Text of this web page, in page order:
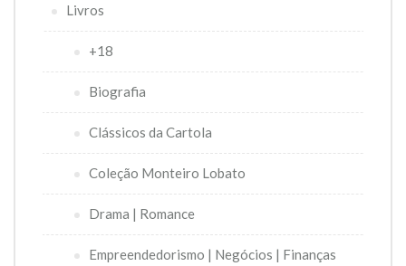
Livros
+18
Biografia
Clássicos da Cartola
Coleção Monteiro Lobato
Drama | Romance
Empreendedorismo | Negócios | Finanças